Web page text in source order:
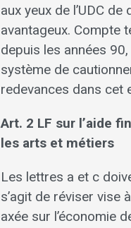
aux yeux de l’UDC
avantageux. Compte
depuis les années
système de
redevances dans cet
Art. 2 LF sur l’aide
les arts et métiers
Les lettres a et c
s’agit de réviser vise
axée sur l’économie